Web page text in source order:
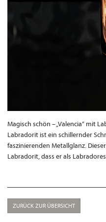
Magisch schön – „Valencia“ mit
Labradorit ist ein schillernder
faszinierenden Metallglanz.
Labradorit, dass er als
ZURÜCK ZUR ÜBERSICHT